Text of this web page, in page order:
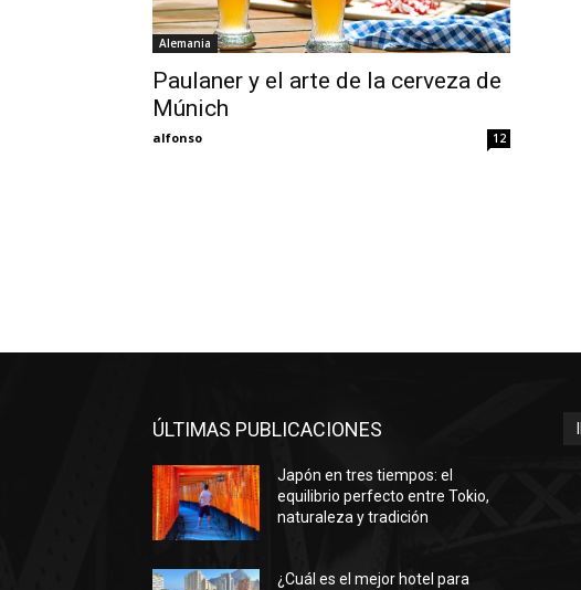
Alemania
Paulaner y el arte de la cerveza de
Múnich
alfonso 12
ÚLTIMAS PUBLICACIONES
Japón en tres tiempos: el
equilibrio perfecto entre Tokio,
naturaleza y tradición
¿Cuál es el mejor hotel para